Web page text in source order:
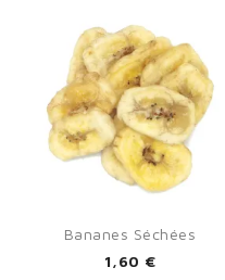
Bananes Séchées
1,60 €